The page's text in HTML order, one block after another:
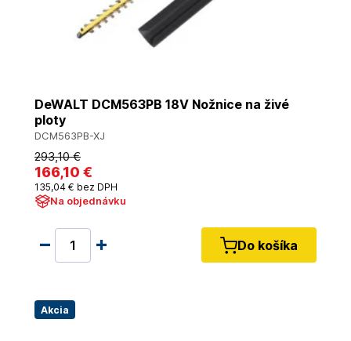
DeWALT DCM563PB 18V Nožnice na živé
ploty
DCM563PB-XJ
293,10 €
166,10 €
135,04 € bez DPH
Na objednávku
Do košíka
Akcia